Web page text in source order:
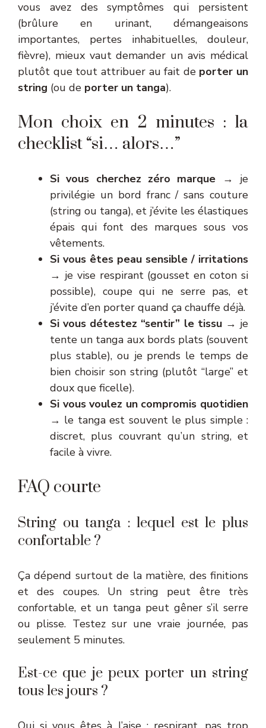
vous avez des symptômes qui persistent
(brûlure en urinant, démangeaisons
importantes, pertes inhabituelles, douleur,
fièvre), mieux vaut demander un avis médical
plutôt que tout attribuer au fait de porter un
string (ou de porter un tanga).
Mon choix en 2 minutes : la
checklist “si… alors…”
Si vous cherchez zéro marque → je
privilégie un bord franc / sans couture
(string ou tanga), et j’évite les élastiques
épais qui font des marques sous vos
vêtements.
Si vous êtes peau sensible / irritations
→ je vise respirant (gousset en coton si
possible), coupe qui ne serre pas, et
j’évite d’en porter quand ça chauffe déjà.
Si vous détestez “sentir” le tissu→ je
tente un tanga aux bords plats (souvent
plus stable), ou je prends le temps de
bien choisir son string (plutôt “large” et
doux que ficelle).
Si vous voulez un compromis quotidien
→ le tanga est souvent le plus simple :
discret, plus couvrant qu’un string, et
facile à vivre.
FAQ courte
String ou tanga : lequel est le plus
confortable ?
Ça dépend surtout de la matière, des finitions
et des coupes. Un string peut être très
confortable, et un tanga peut gêner s’il serre
ou plisse. Testez sur une vraie journée, pas
seulement 5 minutes.
Est-ce que je peux porter un string
tous les jours ?